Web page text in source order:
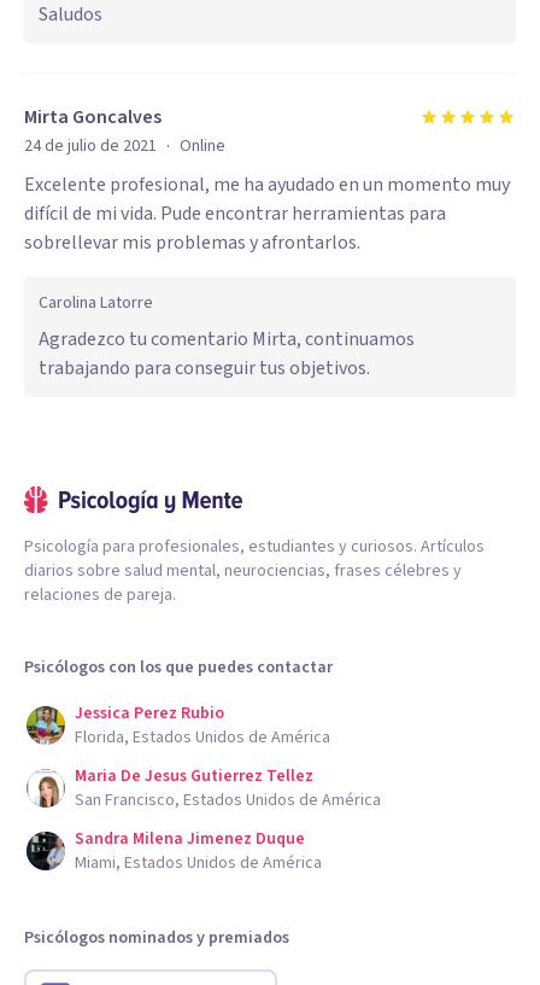
Saludos
Mirta Goncalves
24 de julio de 2021 · Online
Excelente profesional, me ha ayudado en un momento muy
difícil de mi vida. Pude encontrar herramientas para
sobrellevar mis problemas y afrontarlos.
Carolina Latorre
Agradezco tu comentario Mirta, continuamos
trabajando para conseguir tus objetivos.
Psicología para profesionales, estudiantes y curiosos. Artículos
diarios sobre salud mental, neurociencias, frases célebres y
relaciones de pareja.
Psicólogos con los que puedes contactar
Jessica Perez Rubio
Florida, Estados Unidos de América
Maria De Jesus Gutierrez Tellez
San Francisco, Estados Unidos de América
Sandra Milena Jimenez Duque
Miami, Estados Unidos de América
Psicólogos nominados y premiados